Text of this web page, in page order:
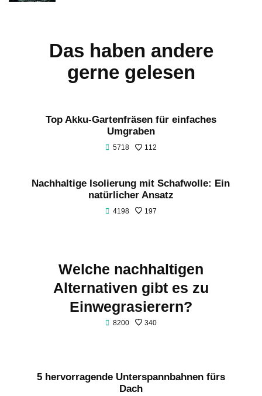
Das haben andere
gerne gelesen
Top Akku-Gartenfräsen für einfaches
Umgraben
5718 112
Nachhaltige Isolierung mit Schafwolle: Ein
natürlicher Ansatz
4198 197
Welche nachhaltigen
Alternativen gibt es zu
Einwegrasierern?
8200 340
5 hervorragende Unterspannbahnen fürs
Dach